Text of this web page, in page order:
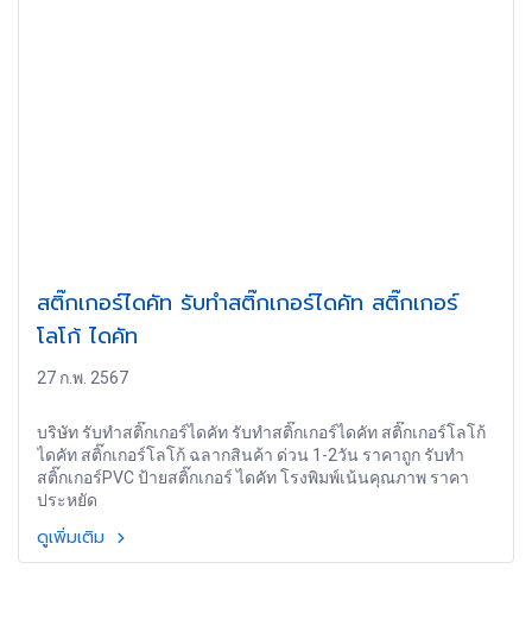
สติ๊กเกอร์ไดคัท รับทำสติ๊กเกอร์ไดคัท สติ๊กเกอร์
โลโก้ ไดคัท
27 ก.พ. 2567
บริษัท รับทำสติ๊กเกอร์ไดคัท รับทำสติ๊กเกอร์ไดคัท สติ๊กเกอร์โลโก้
ไดคัท สติ๊กเกอร์โลโก้ ฉลากสินค้า ด่วน 1-2วัน ราคาถูก รับทำ
สติ๊กเกอร์PVC ป้ายสติ๊กเกอร์ ไดคัท โรงพิมพ์เน้นคุณภาพ ราคา
ประหยัด
ดูเพิ่มเติม